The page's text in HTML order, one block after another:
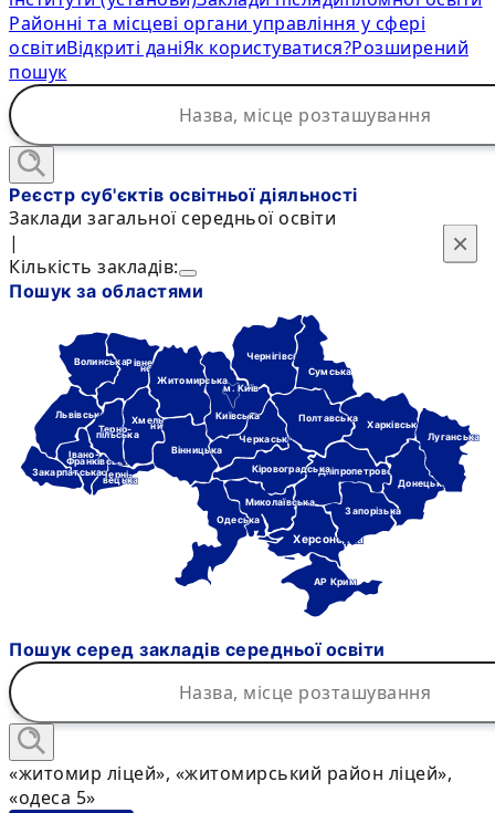
Районні та місцеві органи управління у сфері
освітиВідкриті даніЯк користуватися?Розширений
пошук
×
Реєстр суб'єктів освітньої діяльності
Заклади загальної середньої освіти
|
Кількість закладів:
Пошук за областями
Черкаська
Чернігівська
Черні-
вецька
Дніпропетровська
Донецька
Івано-
Франківська
Харківська
Херсонська
Хмель-
ницька
Кіровоградська
АР Крим
Київська
м. Київ
Луганська
Львівська
Миколаївська
Одеська
Полтавська
Рівне-
нська Сумська
Терно-
пільська
Вінницька
Волинська
Закарпатська
Запорізька
Житомирська
Пошук серед закладів середньої освіти
×
«житомир ліцей», «житомирський район ліцей»,
«одеса 5»